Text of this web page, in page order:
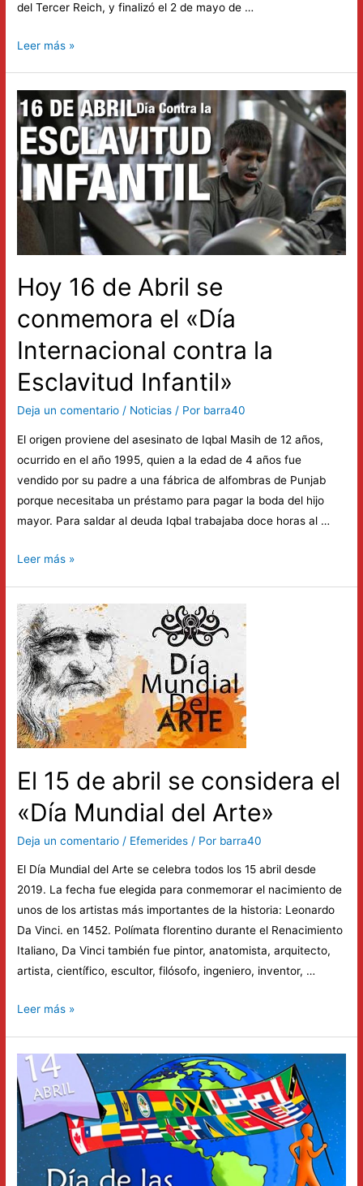
del Tercer Reich, y finalizó el 2 de mayo de …
El
Abril
en
1945
se
produjo
Batalla
Leer más »
Hoy 16 de Abril se
conmemora el «Día
Internacional contra la
Esclavitud Infantil»
Deja un comentario / Noticias / Por barra40
El origen proviene del asesinato de Iqbal Masih de 12 años,
ocurrido en el año 1995, quien a la edad de 4 años fue
vendido por su padre a una fábrica de alfombras de Punjab
porque necesitaba un préstamo para pagar la boda del hijo
mayor. Para saldar al deuda Iqbal trabajaba doce horas al …
Hoy
Abril
se
conmemora
el
«Día
Internacional
contra
Esclavitud
Infantil»
Leer más »
El 15 de abril se considera el
«Día Mundial del Arte»
Deja un comentario / Efemerides / Por barra40
El Día Mundial del Arte se celebra todos los 15 abril desde
2019. La fecha fue elegida para conmemorar el nacimiento de
unos de los artistas más importantes de la historia: Leonardo
Da Vinci. en 1452. Polímata florentino durante el Renacimiento
Italiano, Da Vinci también fue pintor, anatomista, arquitecto,
artista, científico, escultor, filósofo, ingeniero, inventor, …
El
abril
se
considera
el
«Día
Mundial
Leer más »